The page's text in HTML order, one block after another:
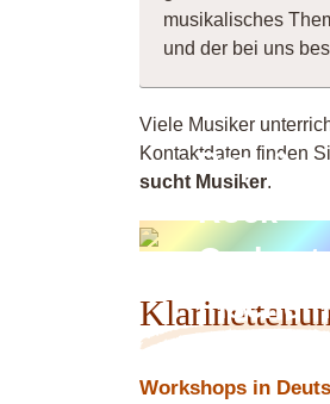
musikalisches
und der bei uns
Viele Musiker
Kontaktdaten finden
sucht Musiker.
Pop &
Rock
Fischeln
Workshops in